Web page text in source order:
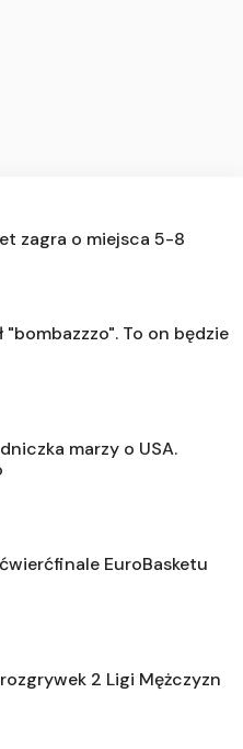
zagra o miejsca 5-8
"bombazzzo". To on będzie
marzy o USA.
EuroBasketu
2 Ligi Mężczyzn